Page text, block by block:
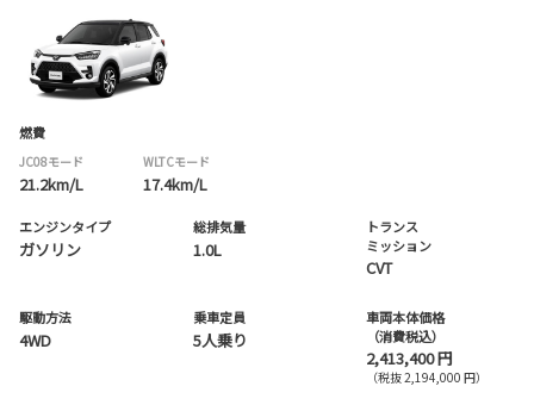
燃費
JC08モード
21.2km/L
WLTCモード
17.4km/L
エンジンタイプ
ガソリン
総排気量
1.0L
トランス
ミッション
CVT
駆動方法
4WD
乗車定員
5人乗り
車両本体価格
（消費税込）
2,413,400 円
（税抜 2,194,000 円）